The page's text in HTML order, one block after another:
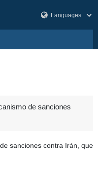
de sanciones
sanciones contra Irán, que